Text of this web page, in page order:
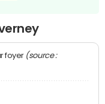
foyer (source :